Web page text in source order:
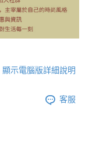
顯示電腦版詳細說明
客服